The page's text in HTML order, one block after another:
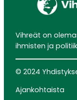
Vihreät on
ihmisten ja
© 2024
Ajankohtaista